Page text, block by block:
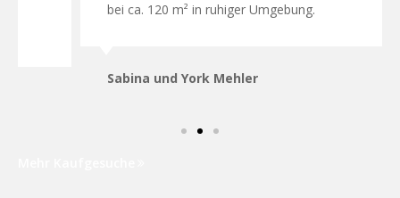
bei ca. 120 m² in ruhiger Umgebung.
Sabina und York Mehler